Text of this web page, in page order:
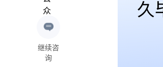
继续咨
询